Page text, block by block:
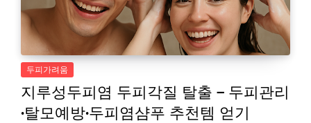
두피가려움
지루성두피염 두피각질 탈출 – 두피관리
·탈모예방·두피염샴푸 추천템 얻기